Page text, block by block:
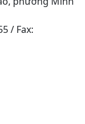
/ Fax: